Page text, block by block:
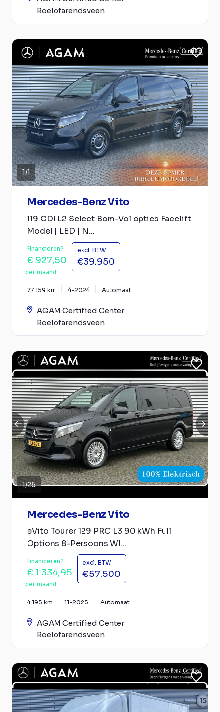
Roelofarendsveen
1/1
Mercedes-Benz Vito
119 CDI L2 Select Bom-Vol opties Facelift
Model | LED | N...
Financieren?
€ 927,50
per maand
excl. BTW
€39.950
77.159 km 4-2024 Automaat
AGAM Certified Center
Roelofarendsveen
1/25
Mercedes-Benz Vito
eVito Tourer 129 PRO L3 90 kWh Full
Options 8-Persoons Wl...
Financieren?
€ 1.334,95
per maand
excl. BTW
€57.500
4.195 km 11-2025 Automaat
AGAM Certified Center
Roelofarendsveen